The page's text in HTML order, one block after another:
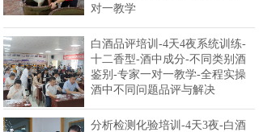
对一教学
白酒品评培训-4天4夜系统训练-
十二香型-酒中成分-不同类别酒
鉴别-专家一对一教学-全程实操
酒中不同问题品评与解决
分析检测化验培训-4天3夜-白酒